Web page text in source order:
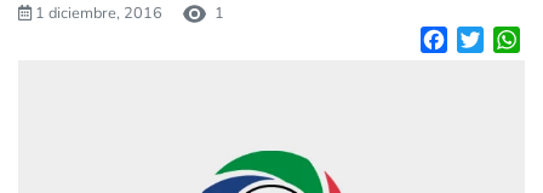
1 diciembre, 2016 1
Facebook